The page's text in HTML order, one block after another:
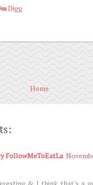
Digg
Home
FollowMeToEatLa